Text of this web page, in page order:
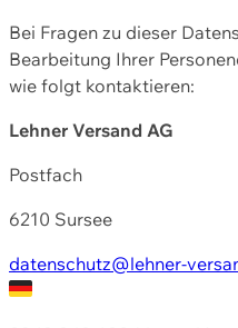
Bei Fragen zu dieser
Bearbeitung Ihrer
wie folgt kontaktieren:
Lehner Versand AG
Postfach
6210 Sursee
datenschutz@lehner-